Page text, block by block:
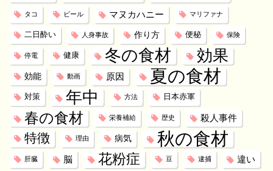
タコ ビール マヌカハニー マリファナ
二日酔い 人身事故 作り方 便秘 保険
停電 健康 冬の食材 効果
効能 動画 原因 夏の食材
対策 年中 方法 日本赤軍
春の食材 栄養補給 歴史 殺人事件
特徴 理由 病気 秋の食材
肝臓 脳 花粉症 豆 逮捕 違い